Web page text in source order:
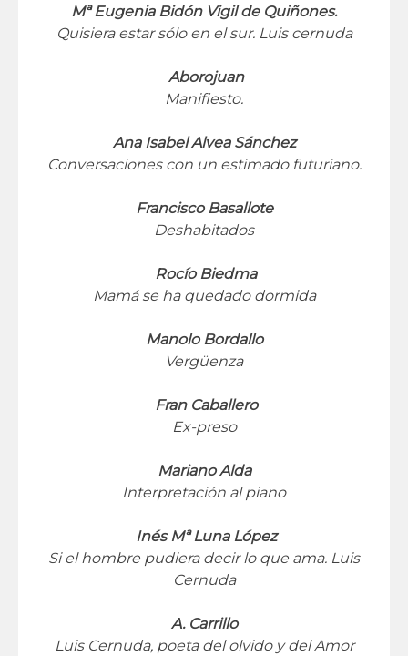
Mª Eugenia Bidón Vigil de Quiñones.
Quisiera estar sólo en el sur. Luis cernuda
Aborojuan
Manifiesto.
Ana Isabel Alvea Sánchez
Conversaciones con un estimado futuriano.
Francisco Basallote
Deshabitados
Rocío Biedma
Mamá se ha quedado dormida
Manolo Bordallo
Vergüenza
Fran Caballero
Ex-preso
Mariano Alda
Interpretación al piano
Inés Mª Luna López
Si el hombre pudiera decir lo que ama. Luis
Cernuda
A. Carrillo
Luis Cernuda, poeta del olvido y del Amor